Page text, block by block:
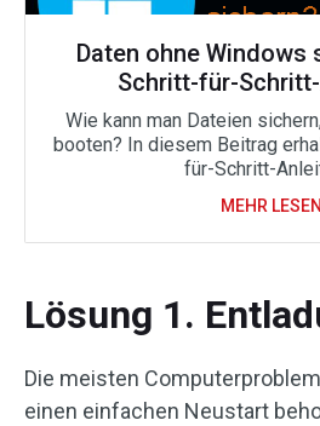
Daten ohne Windows
Schritt-für-
Wie kann man Dateien
booten? In diesem Beitrag
für-Schritt-
MEHR LESEN
Lösung 1.
Die meisten
einen einfachen Neustart